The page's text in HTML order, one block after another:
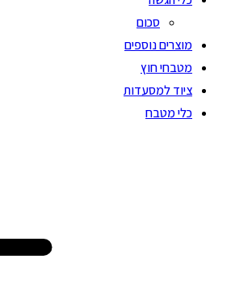
סכום
מוצרים נוספים
מטבחי חוץ
ציוד למסעדות
כלי מטבח